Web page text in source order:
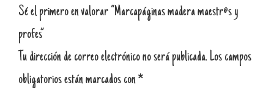
Sé el primero en valorar “Marcapáginas madera maestr@s y
profes”
Tu dirección de correo electrónico no será publicada. Los campos
obligatorios están marcados con*